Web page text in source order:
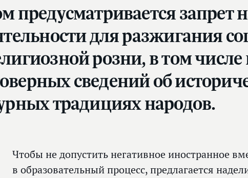
предусматривается запрет
для разжигания
розни, в том
сведений об
традициях народов.
Чтобы не допустить негативное иностранное
в образовательный процесс, предлагается